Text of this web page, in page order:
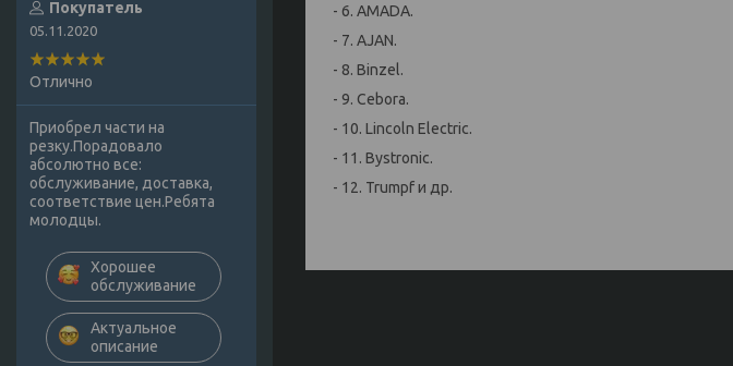
- 6. AMADA.
- 7. AJAN.
- 8. Binzel.
- 9. Cebora.
- 10. Lincoln Electric.
- 11. Bystronic.
- 12. Trumpf и др.
Покупатель
05.11.2020
Отлично
Приобрел части на
резку.Порадовало
абсолютно все:
обслуживание, доставка,
соответствие цен.Ребята
молодцы.
Хорошее
обслуживание
Актуальное
описание